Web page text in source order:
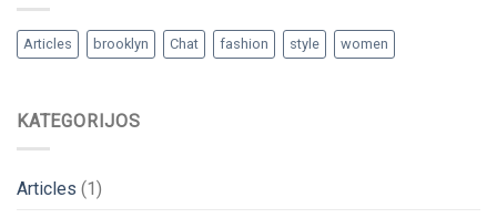
Articles brooklyn Chat fashion style women
KATEGORIJOS
Articles (1)